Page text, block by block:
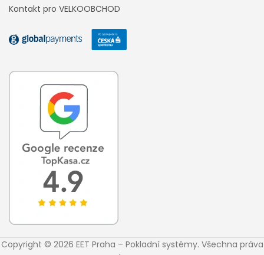
Kontakt pro VELKOOBCHOD
Copyright © 2026 EET Praha – Pokladní systémy. Všechna práva